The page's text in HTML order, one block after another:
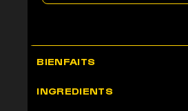
BIENFAITS
INGREDIENTS